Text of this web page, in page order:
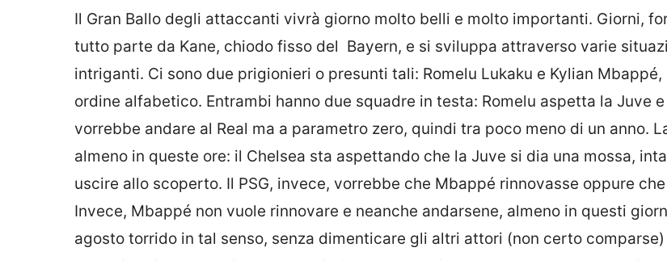
Il Gran Ballo degli attaccanti vivrà giorno molto belli e molto importanti. Giorni,
tutto parte da Kane, chiodo fisso del Bayern, e si sviluppa attraverso varie
intriganti. Ci sono due prigionieri o presunti tali: Romelu Lukaku e Kylian
ordine alfabetico. Entrambi hanno due squadre in testa: Romelu aspetta la Juve e
vorrebbe andare al Real ma a parametro zero, quindi tra poco meno di un anno.
almeno in queste ore: il Chelsea sta aspettando che la Juve si dia una mossa,
uscire allo scoperto. Il PSG, invece, vorrebbe che Mbappé rinnovasse oppure
Invece, Mbappé non vuole rinnovare e neanche andarsene, almeno in questi
agosto torrido in tal senso, senza dimenticare gli altri attori (non certo